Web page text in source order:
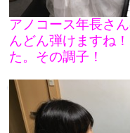
アノコース年長さ
んどん弾けますね
た。その調子！